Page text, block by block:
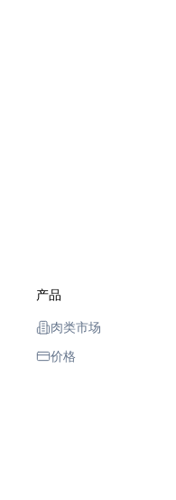
产品
肉类市场
价格